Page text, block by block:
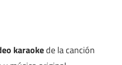
karaokede la canción